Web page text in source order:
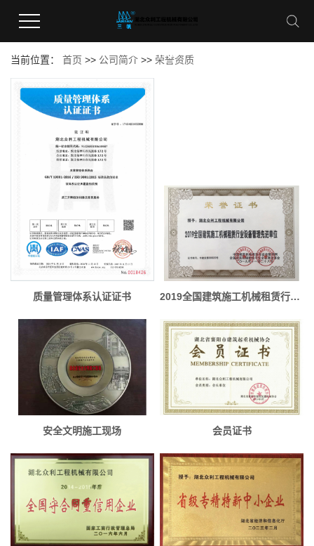
公司简介
当前位置： 首页 >> 公司简介 >> 荣誉资质
质量管理体系认证证书 2019全国建筑施工机械租赁行业设备管理先进单位
安全文明施工现场 会员证书